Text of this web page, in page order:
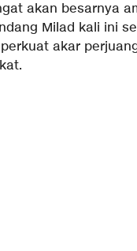
akan besarnya
Milad kali ini
akar